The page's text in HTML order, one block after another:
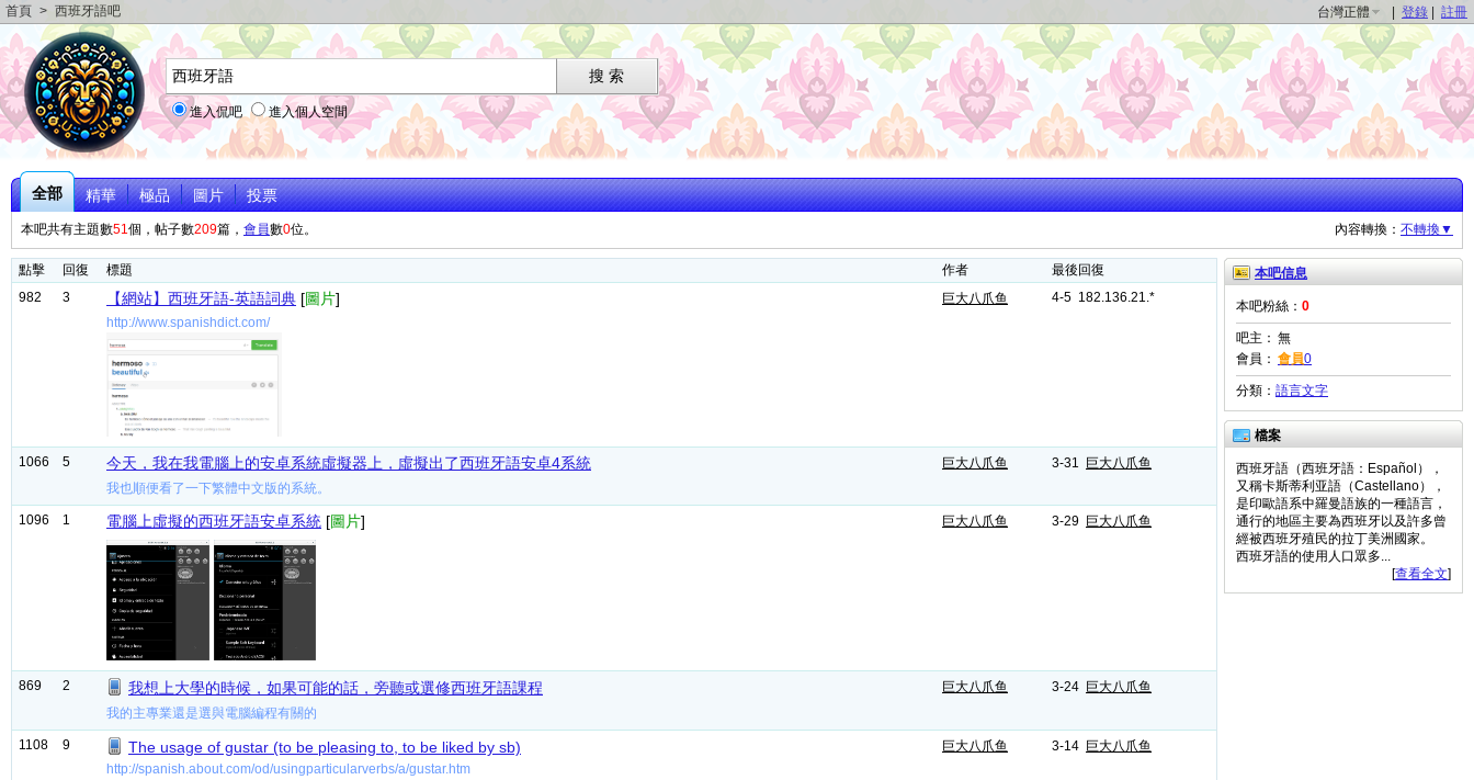
首頁 > 西班牙語吧 台灣正體 登錄 註冊
進入侃吧 進入個人空間
全部 精華 極品 圖片 投票
本吧共有主題數51個，帖子數209篇， 會員數0位。 內容轉換： 不轉換▼
點擊 回復 標題 作者
最後回復
982
3 【網站】西班牙語-英語詞典 [圖片]
http://www.spanishdict.com/
巨大八爪鱼 4-5 182.136.21.*
1066 5 今天，我在我電腦上的安卓系統虛擬器上，虛擬出了西班牙語安卓4系統
我也順便看了一下繁體中文版的系統。
巨大八爪鱼 3-31 巨大八爪鱼
1096 1 電腦上虛擬的西班牙語安卓系統 [圖片] 巨大八爪鱼 3-29 巨大八爪鱼
869 2 我想上大學的時候，如果可能的話，旁聽或選修西班牙語課程
我的主專業還是選與電腦編程有關的
巨大八爪鱼 3-24 巨大八爪鱼
1108 9 The usage of gustar (to be pleasing to, to be liked by sb)
http://spanish.about.com/od/usingparticularverbs/a/gustar.htm
巨大八爪鱼 3-14 巨大八爪鱼
本吧信息
本吧粉絲： 0
吧主： 無
會員： 會員0
分類： 語言文字
檔案
西班牙語（西班牙語：Español），
又稱卡斯蒂利亚語（Castellano），
是印歐語系中羅曼語族的一種語言，
通行的地區主要為西班牙以及許多曾
經被西班牙殖民的拉丁美洲國家。
西班牙語的使用人口眾多...
[查看全文]